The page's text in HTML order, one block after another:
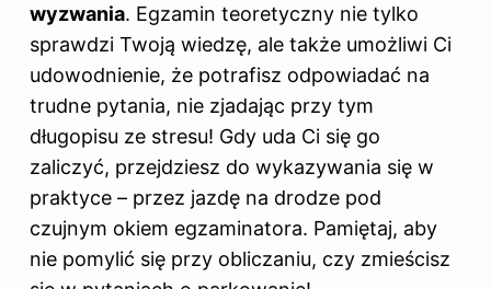
wyzwania. Egzamin teoretyczny nie tylko
sprawdzi Twoją wiedzę, ale także umożliwi Ci
udowodnienie, że potrafisz odpowiadać na
trudne pytania, nie zjadając przy tym
długopisu ze stresu! Gdy uda Ci się go
zaliczyć, przejdziesz do wykazywania się w
praktyce – przez jazdę na drodze pod
czujnym okiem egzaminatora. Pamiętaj, aby
nie pomylić się przy obliczaniu, czy zmieścisz